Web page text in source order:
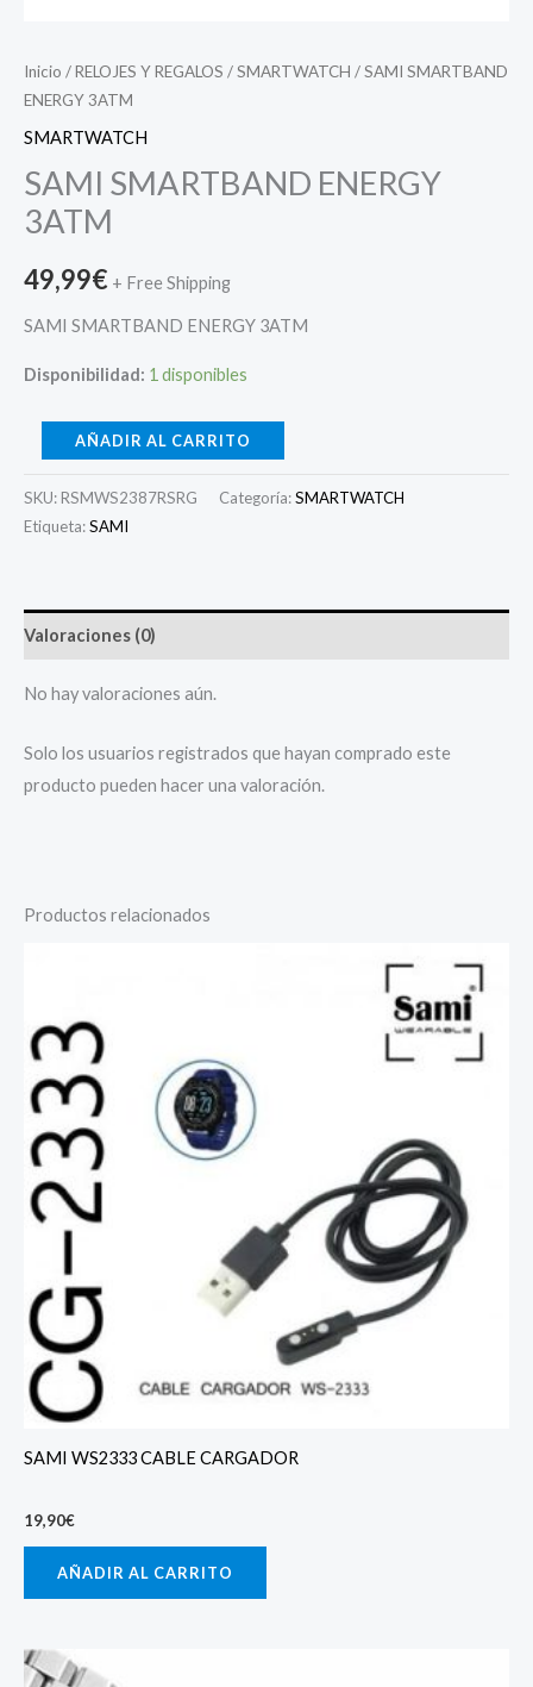
Inicio /RELOJES Y REGALOS /SMARTWATCH / SAMI SMARTBAND
ENERGY 3ATM
SMARTWATCH
SAMI SMARTBAND ENERGY
3ATM
49,99€ + Free Shipping
SAMI SMARTBAND ENERGY 3ATM
Disponibilidad: 1 disponibles
AÑADIR AL CARRITO
SKU: RSMWS2387RSRG Categoría:SMARTWATCH
Etiqueta:SAMI
Valoraciones (0)
No hay valoraciones aún.
Solo los usuarios registrados que hayan comprado este
producto pueden hacer una valoración.
Productos relacionados
SAMI WS2333 CABLE CARGADOR
19,90€
AÑADIR AL CARRITO